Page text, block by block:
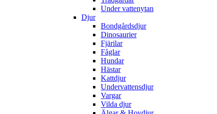
Under vattenytan
Djur
Bondgårdsdjur
Dinosaurier
Fjärilar
Fåglar
Hundar
Hästar
Kattdjur
Undervattensdjur
Vargar
Vilda djur